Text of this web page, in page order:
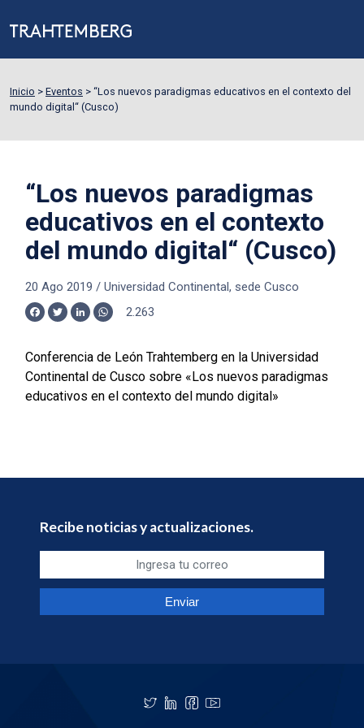
Inicio > Eventos > “Los nuevos paradigmas educativos en el contexto del
mundo digital“ (Cusco)
“Los nuevos paradigmas
educativos en el contexto
del mundo digital“ (Cusco)
20 Ago 2019 / Universidad Continental, sede Cusco
Facebook
TwitterLinkedInWhatsApp
2.263
Conferencia de León Trahtemberg en la Universidad
Continental de Cusco sobre «Los nuevos paradigmas
educativos en el contexto del mundo digital»
Recibe noticias y actualizaciones.